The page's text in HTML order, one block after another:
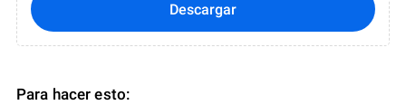
Descargar
Para hacer esto: